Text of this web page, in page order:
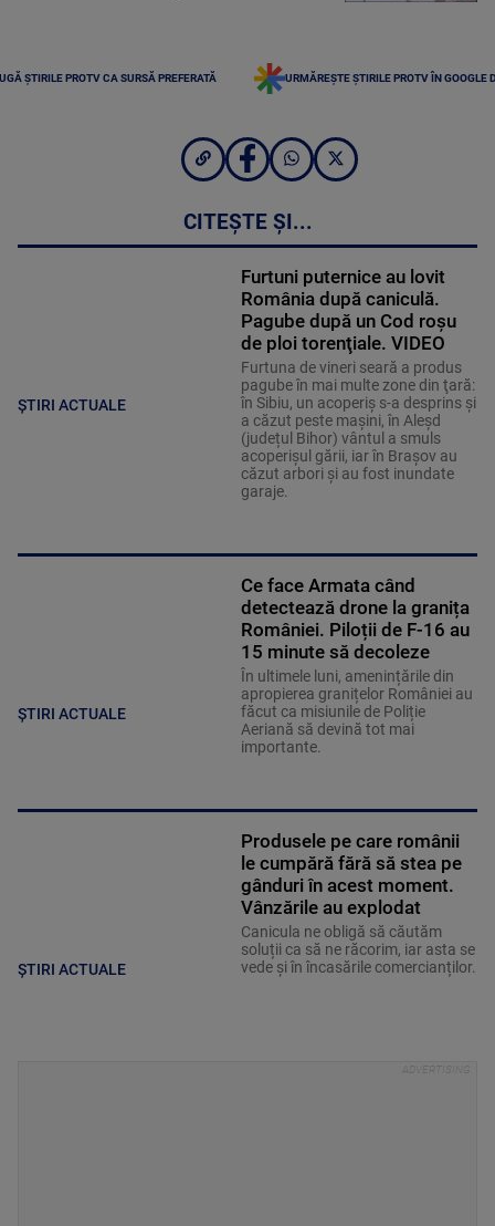
ȘTIRILE PROTV CA SURSĂ PREFERATĂ URMĂREȘTE ȘTIRILE PROTV ÎN GOOGLE
CITEȘTE ȘI...
ȘTIRI ACTUALE
Furtuni puternice au lovit
România după caniculă.
Pagube după un Cod roşu
de ploi torenţiale. VIDEO
Furtuna de vineri seară a produs
pagube în mai multe zone din ţară:
în Sibiu, un acoperiş s-a desprins și
a căzut peste maşini, în Aleşd
(județul Bihor) vântul a smuls
acoperişul gării, iar în Braşov au
căzut arbori şi au fost inundate
garaje.
ȘTIRI ACTUALE
Ce face Armata când
detectează drone la granița
României. Piloții de F-16 au
15 minute să decoleze
În ultimele luni, amenințările din
apropierea granițelor României au
făcut ca misiunile de Poliție
Aeriană să devină tot mai
importante.
ȘTIRI ACTUALE
Produsele pe care românii
le cumpără fără să stea pe
gânduri în acest moment.
Vânzările au explodat
Canicula ne obligă să căutăm
soluții ca să ne răcorim, iar asta se
vede și în încasările comercianților.